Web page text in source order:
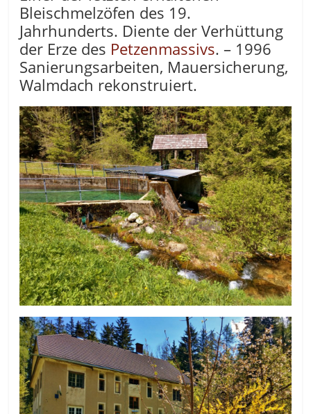
Bleischmelzöfen des 19.
Jahrhunderts. Diente der Verhüttung
der Erze des Petzenmassivs. – 1996
Sanierungsarbeiten, Mauersicherung,
Walmdach rekonstruiert.